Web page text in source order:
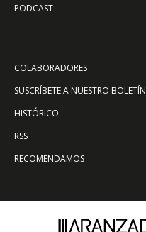
PODCAST
COLABORADORES
SUSCRÍBETE A NUESTRO BOLETÍN
HISTÓRICO
RSS
RECOMENDAMOS